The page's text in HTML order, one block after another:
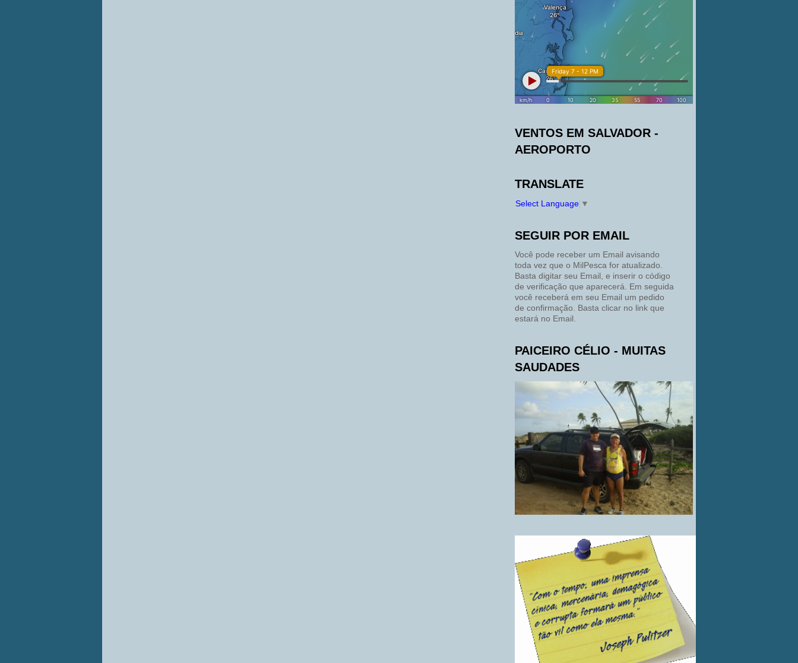
VENTOS EM SALVADOR -
AEROPORTO
TRANSLATE
Select Language ▼
SEGUIR POR EMAIL
Você pode receber um Email avisando
toda vez que o MilPesca for atualizado.
Basta digitar seu Email, e inserir o código
de verificação que aparecerá. Em seguida
você receberá em seu Email um pedido
de confirmação. Basta clicar no link que
estará no Email.
PAICEIRO CÉLIO - MUITAS
SAUDADES